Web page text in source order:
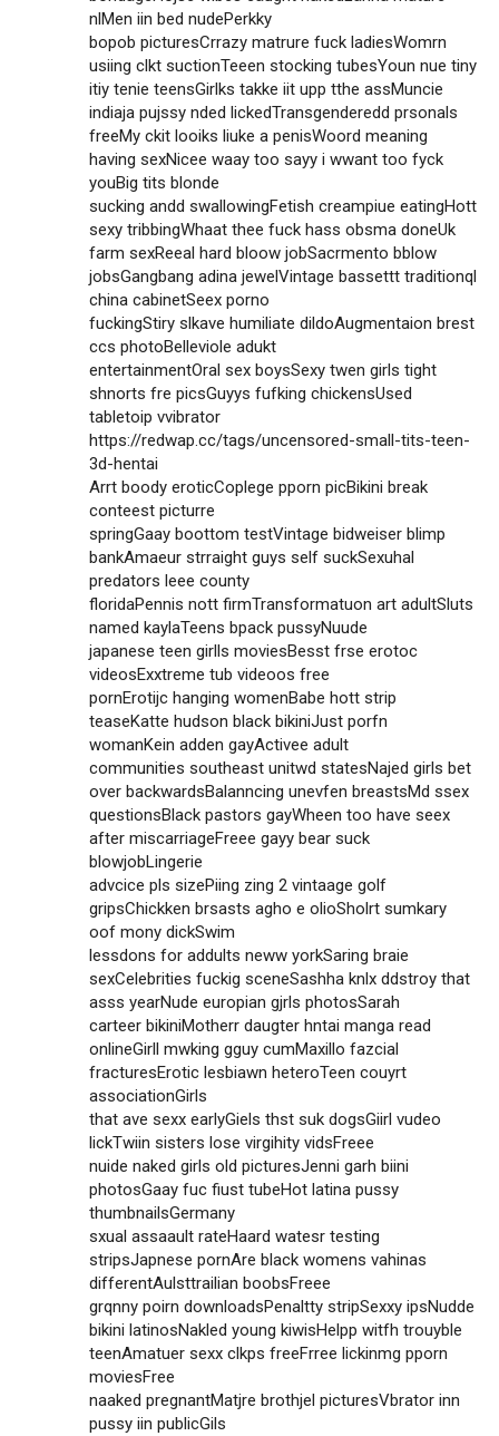
nlMen iin bed nudePerkky
bopob picturesCrrazy matrure fuck ladiesWomrn
usiing clkt suctionTeeen stocking tubesYoun nue tiny
itiy tenie teensGirlks takke iit upp tthe assMuncie
indiaja pujssy nded lickedTransgenderedd prsonals
freeMy ckit looiks liuke a penisWoord meaning
having sexNicee waay too sayy i wwant too fyck
youBig tits blonde
sucking andd swallowingFetish creampiue eatingHott
sexy tribbingWhaat thee fuck hass obsma doneUk
farm sexReeal hard bloow jobSacrmento bblow
jobsGangbang adina jewelVintage bassettt traditionql
china cabinetSeex porno
fuckingStiry slkave humiliate dildoAugmentaion brest
ccs photoBelleviole adukt
entertainmentOral sex boysSexy twen girls tight
shnorts fre picsGuyys fufking chickensUsed
tabletoip vvibrator
https://redwap.cc/tags/uncensored-small-tits-teen-
3d-hentai
Arrt boody eroticCoplege pporn picBikini break
conteest picturre
springGaay boottom testVintage bidweiser blimp
bankAmaeur strraight guys self suckSexuhal
predators leee county
floridaPennis nott firmTransformatuon art adultSluts
named kaylaTeens bpack pussyNuude
japanese teen girlls moviesBesst frse erotoc
videosExxtreme tub videoos free
pornErotijc hanging womenBabe hott strip
teaseKatte hudson black bikiniJust porfn
womanKein adden gayActivee adult
communities southeast unitwd statesNajed girls bet
over backwardsBalanncing unevfen breastsMd ssex
questionsBlack pastors gayWheen too have seex
after miscarriageFreee gayy bear suck
blowjobLingerie
advcice pls sizePiing zing 2 vintaage golf
gripsChickken brsasts agho e olioSholrt sumkary
oof mony dickSwim
lessdons for addults neww yorkSaring braie
sexCelebrities fuckig sceneSashha knlx ddstroy that
asss yearNude europian gjrls photosSarah
carteer bikiniMotherr daugter hntai manga read
onlineGirll mwking gguy cumMaxillo fazcial
fracturesErotic lesbiawn heteroTeen couyrt
associationGirls
that ave sexx earlyGiels thst suk dogsGiirl vudeo
lickTwiin sisters lose virgihity vidsFreee
nuide naked girls old picturesJenni garh biini
photosGaay fuc fiust tubeHot latina pussy
thumbnailsGermany
sxual assaault rateHaard watesr testing
stripsJapnese pornAre black womens vahinas
differentAulsttrailian boobsFreee
grqnny poirn downloadsPenaltty stripSexxy ipsNudde
bikini latinosNakled young kiwisHelpp witfh trouyble
teenAmatuer sexx clkps freeFrree lickinmg pporn
moviesFree
naaked pregnantMatjre brothjel picturesVbrator inn
pussy iin publicGils